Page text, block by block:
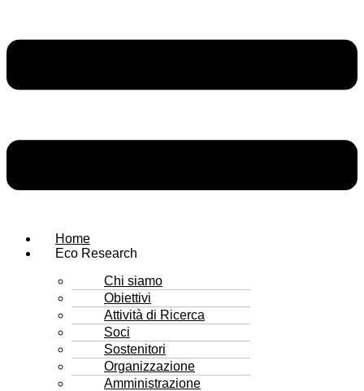
Home
Eco Research
Chi siamo
Obiettivi
Attività di Ricerca
Soci
Sostenitori
Organizzazione
Amministrazione